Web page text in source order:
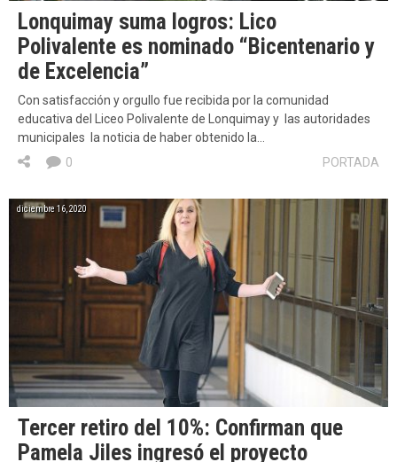
Lonquimay suma logros: Lico
Polivalente es nominado “Bicentenario y
de Excelencia”
Con satisfacción y orgullo fue recibida por la comunidad
educativa del Liceo Polivalente de Lonquimay y las autoridades
municipales la noticia de haber obtenido la…
PORTADA
0
diciembre 16, 2020
Tercer retiro del 10%: Confirman que
Pamela Jiles ingresó el proyecto